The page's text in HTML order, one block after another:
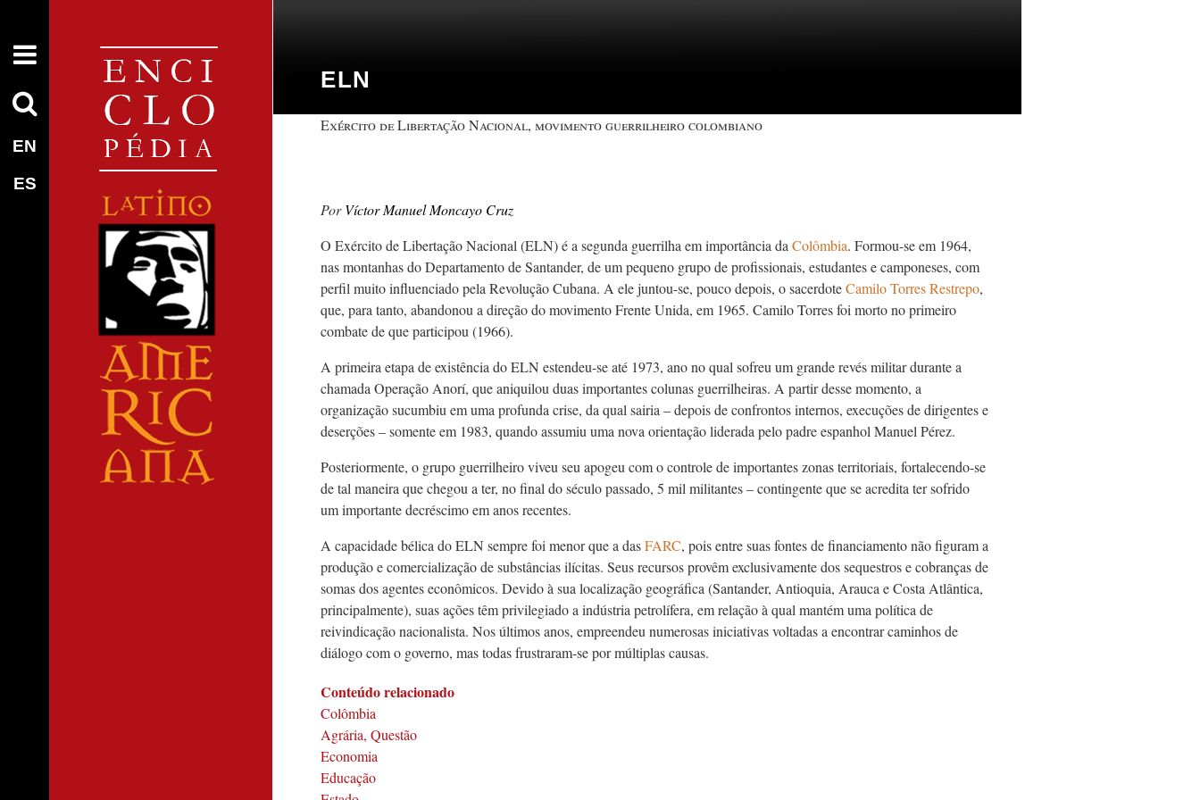
EN
ES
ELN
Exército de Libertação Nacional, movimento guerrilheiro colombiano
Víctor Manuel Moncayo Cruz
O Exército de Libertação Nacional (ELN) é a segunda guerrilha em importância da Colômbia. Formou-se em 1964,
nas montanhas do Departamento de Santander, de um pequeno grupo de profissionais, estudantes e camponeses, com
perfil muito influenciado pela Revolução Cubana. A ele juntou-se, pouco depois, o sacerdoteCamilo Torres Restrepo,
que, para tanto, abandonou a direção do movimento Frente Unida, em 1965. Camilo Torres foi morto no primeiro
combate de que participou (1966).
A primeira etapa de existência do ELN estendeu-se até 1973, ano no qual sofreu um grande revés militar durante a
chamada Operação Anorí, que aniquilou duas importantes colunas guerrilheiras. A partir desse momento, a
organização sucumbiu em uma profunda crise, da qual sairia – depois de confrontos internos, execuções de dirigentes e
deserções – somente em 1983, quando assumiu uma nova orientação liderada pelo padre espanhol Manuel Pérez.
Posteriormente, o grupo guerrilheiro viveu seu apogeu com o controle de importantes zonas territoriais, fortalecendo-se
de tal maneira que chegou a ter, no final do século passado, 5 mil militantes – contingente que se acredita ter sofrido
um importante decréscimo em anos recentes.
A capacidade bélica do ELN sempre foi menor que a dasFARC, pois entre suas fontes de financiamento não figuram a
produção e comercialização de substâncias ilícitas. Seus recursos provêm exclusivamente dos sequestros e cobranças de
somas dos agentes econômicos. Devido à sua localização geográfica (Santander, Antioquia, Arauca e Costa Atlântica,
principalmente), suas ações têm privilegiado a indústria petrolífera, em relação à qual mantém uma política de
reivindicação nacionalista. Nos últimos anos, empreen­deu numerosas iniciativas voltadas a encontrar caminhos de
diálogo com o governo, mas todas frustraram-se por múltiplas causas.
Conteúdo relacionado
Colômbia
Agrária, Questão
Economia
Educação